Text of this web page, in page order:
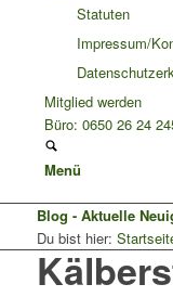
Statuten
Impressum/
Mitglied werden
Büro: 0650 26 24
Menü
Blog - Aktuelle
Du bist hier: